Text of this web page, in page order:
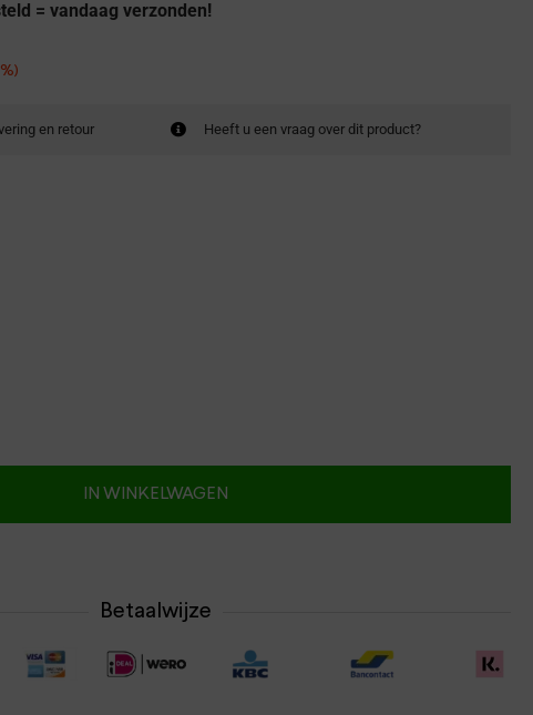
= vandaag verzonden!
en retour Heeft u een vraag over dit product?
IN WINKELWAGEN
Betaalwijze